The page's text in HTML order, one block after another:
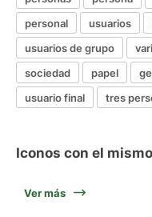
personal
usuarios
usuarios de grupo
sociedad
papel
usuario final
tres
Iconos con el
Ver más